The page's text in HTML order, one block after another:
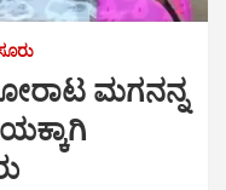
ಮಗನನ್ನ